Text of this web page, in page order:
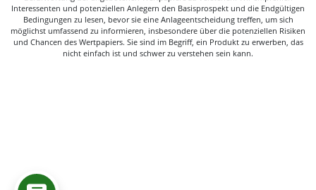
Interessenten und potenziellen Anlegern den Basisprospekt und die Endgültigen
Bedingungen zu lesen, bevor sie eine Anlageentscheidung treffen, um sich
möglichst umfassend zu informieren, insbesondere über die potenziellen Risiken
und Chancen des Wertpapiers. Sie sind im Begriff, ein Produkt zu erwerben, das
nicht einfach ist und schwer zu verstehen sein kann.